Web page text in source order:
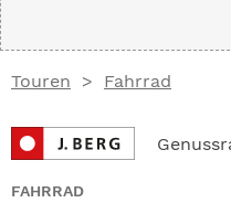
Touren Fahrrad
FAHRRAD
ABO